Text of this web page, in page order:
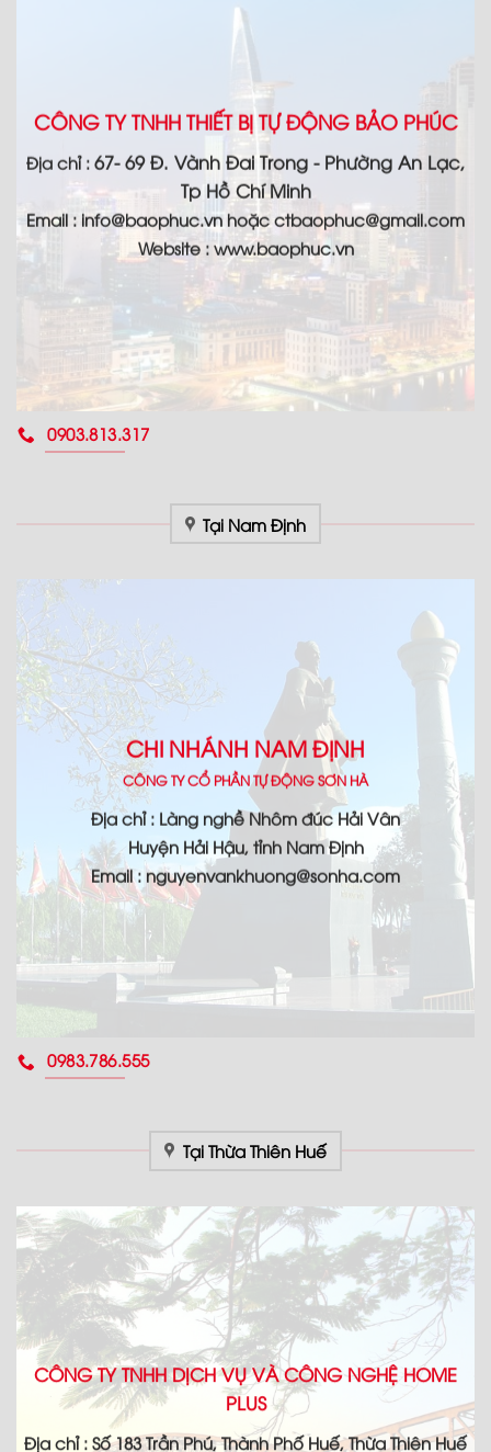
CÔNG TY TNHH THIẾT BỊ TỰ ĐỘNG BẢO PHÚC
Địa chỉ : 67- 69 Đ. Vành Đai Trong - Phường An Lạc,
Tp Hồ Chí Minh
Email : info@baophuc.vn hoặc ctbaophuc@gmail.com
Website : www.baophuc.vn
0903.813.317
Tại Nam Định
CHI NHÁNH NAM ĐỊNH
CÔNG TY CỔ PHẦN TỰ ĐỘNG SƠN HÀ
Địa chỉ : Làng nghề Nhôm đúc Hải Vân
Huyện Hải Hậu, tỉnh Nam Định
Email : nguyenvankhuong@sonha.com
0983.786.555
Tại Thừa Thiên Huế
CÔNG TY TNHH DỊCH VỤ VÀ CÔNG NGHỆ HOME
PLUS
Địa chỉ : Số 183 Trần Phú, Thành Phố Huế, Thừa Thiên Huế